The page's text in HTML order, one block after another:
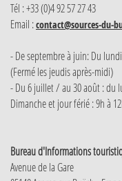
Tél : +33 (0)4 92 57 27 43
Email :contact@sources-du-
- De septembre à juin: Du
(Fermé les jeudis après-midi)
- Du 6 juillet / au 30 août : du
Dimanche et jour férié : 9h à
Bureau d'Informations
Avenue de la Gare